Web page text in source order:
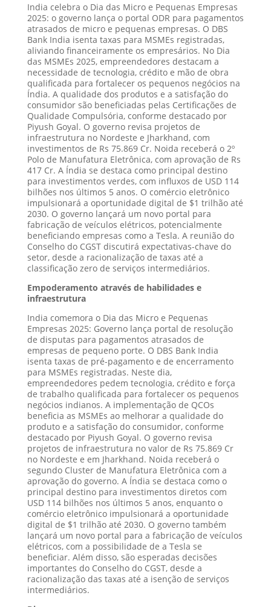
India celebra o Dia das Micro e Pequenas Empresas
2025: o governo lança o portal ODR para pagamentos
atrasados de micro e pequenas empresas. O DBS
Bank India isenta taxas para MSMEs registradas,
aliviando financeiramente os empresários. No Dia
das MSMEs 2025, empreendedores destacam a
necessidade de tecnologia, crédito e mão de obra
qualificada para fortalecer os pequenos negócios na
Índia. A qualidade dos produtos e a satisfação do
consumidor são beneficiadas pelas Certificações de
Qualidade Compulsória, conforme destacado por
Piyush Goyal. O governo revisa projetos de
infraestrutura no Nordeste e Jharkhand, com
investimentos de Rs 75.869 Cr. Noida receberá o 2º
Polo de Manufatura Eletrônica, com aprovação de Rs
417 Cr. A Índia se destaca como principal destino
para investimentos verdes, com influxos de USD 114
bilhões nos últimos 5 anos. O comércio eletrônico
impulsionará a oportunidade digital de $1 trilhão até
2030. O governo lançará um novo portal para
fabricação de veículos elétricos, potencialmente
beneficiando empresas como a Tesla. A reunião do
Conselho do CGST discutirá expectativas-chave do
setor, desde a racionalização de taxas até a
classificação zero de serviços intermediários.
Empoderamento através de habilidades e
infraestrutura
India comemora o Dia das Micro e Pequenas
Empresas 2025: Governo lança portal de resolução
de disputas para pagamentos atrasados de
empresas de pequeno porte. O DBS Bank India
isenta taxas de pré-pagamento e de encerramento
para MSMEs registradas. Neste dia,
empreendedores pedem tecnologia, crédito e força
de trabalho qualificada para fortalecer os pequenos
negócios indianos. A implementação de QCOs
beneficia as MSMEs ao melhorar a qualidade do
produto e a satisfação do consumidor, conforme
destacado por Piyush Goyal. O governo revisa
projetos de infraestrutura no valor de Rs 75.869 Cr
no Nordeste e em Jharkhand. Noida receberá o
segundo Cluster de Manufatura Eletrônica com a
aprovação do governo. A Índia se destaca como o
principal destino para investimentos diretos com
USD 114 bilhões nos últimos 5 anos, enquanto o
comércio eletrônico impulsionará a oportunidade
digital de $1 trilhão até 2030. O governo também
lançará um novo portal para a fabricação de veículos
elétricos, com a possibilidade de a Tesla se
beneficiar. Além disso, são esperadas decisões
importantes do Conselho do CGST, desde a
racionalização das taxas até a isenção de serviços
intermediários.